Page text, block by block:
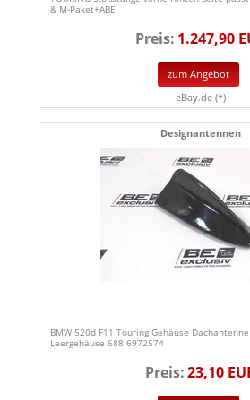
& M-Paket+ABE
Preis: 1.247,90
zum Angebot
eBay.de (*)
Designantennen
BMW 520d F11 Touring Gehäuse Dachantenne
Leergehäuse 688 6972574
Preis:23,10